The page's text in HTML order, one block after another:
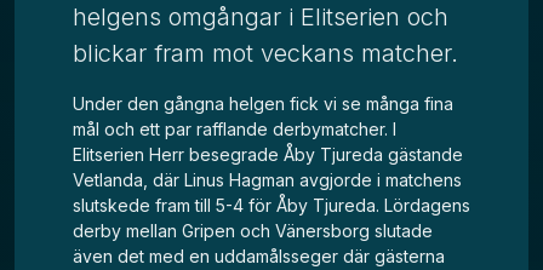
helgens omgångar i Elitserien och
blickar fram mot veckans matcher.
Under den gångna helgen fick vi se många fina
mål och ett par rafflande derbymatcher. I
Elitserien Herr besegrade Åby Tjureda gästande
Vetlanda, där Linus Hagman avgjorde i matchens
slutskede fram till 5-4 för Åby Tjureda. Lördagens
derby mellan Gripen och Vänersborg slutade
även det med en uddamålsseger där gästerna